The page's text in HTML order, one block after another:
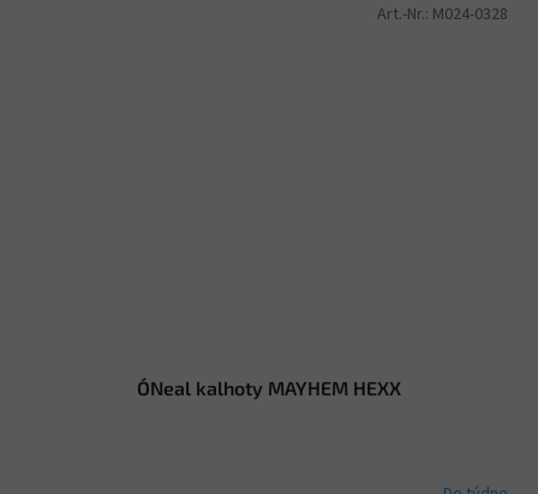
O´Neal kalhoty MAYHEM HEXX
Art.-Nr.: M024-0328